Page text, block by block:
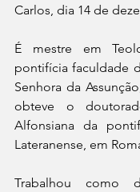
Carlos, dia 14 de
É mestre em
pontifícia faculdade
Senhora da
obteve o
Alfonsiana da
Lateranense, em
Trabalhou como